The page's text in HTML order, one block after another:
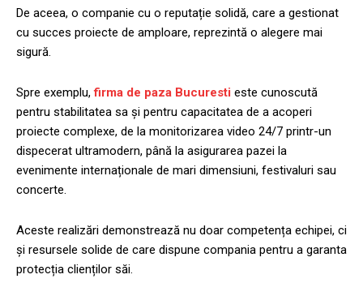
De aceea, o companie cu o reputație solidă, care a gestionat
cu succes proiecte de amploare, reprezintă o alegere mai
sigură.
Spre exemplu,firma de paza Bucuresti este cunoscută
pentru stabilitatea sa și pentru capacitatea de a acoperi
proiecte complexe, de la monitorizarea video 24/7 printr-un
dispecerat ultramodern, până la asigurarea pazei la
evenimente internaționale de mari dimensiuni, festivaluri sau
concerte.
Aceste realizări demonstrează nu doar competența echipei, ci
și resursele solide de care dispune compania pentru a garanta
protecția clienților săi.